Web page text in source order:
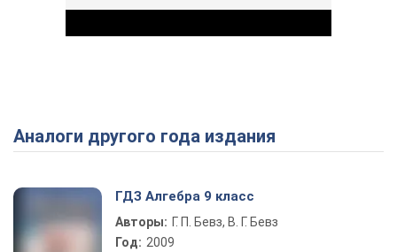
Play Video
Аналоги другого года издания
ГДЗ Алгебра 9 класс
Авторы: Г. П. Бевз, В. Г. Бевз
Год: 2009